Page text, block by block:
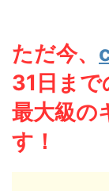
ただ今、
31日まで
最大級の
す！